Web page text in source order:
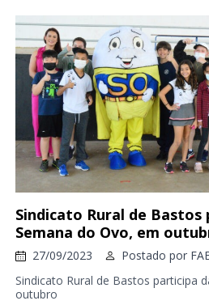
Sindicato Rural de Bastos
Semana do Ovo, em
27/09/2023 Postado por
Sindicato Rural de Bastos participa
outubro